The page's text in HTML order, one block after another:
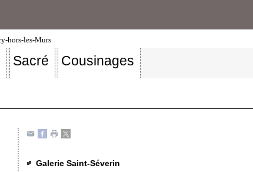
hors-les-Murs
Sacré Cousinages
Galerie Saint-Séverin